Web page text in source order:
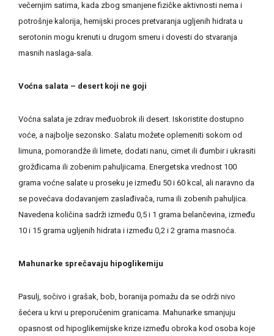
večernjim satima, kada zbog smanjene fizičke aktivnosti nema i
potrošnje kalorija, hemijski proces pretvaranja ugljenih hidrata u
serotonin mogu krenuti u drugom smeru i dovesti do stvaranja
masnih naslaga-sala.
Voćna salata – desert koji ne goji
Voćna salata je zdrav međuobrok ili desert. Iskoristite dostupno
voće, a najbolje sezonsko. Salatu možete oplemeniti sokom od
limuna, pomorandže ili limete, dodati nanu, cimet ili đumbir i ukrasiti
grožđicama ili zobenim pahuljicama. Energetska vrednost 100
grama voćne salate u proseku je između 50 i 60 kcal, ali naravno da
se povećava dodavanjem zaslađivača, ruma ili zobenih pahuljica.
Navedena količina sadrži između 0,5 i 1 grama belančevina, između
10 i 15 grama ugljenih hidrata i između 0,2 i 2 grama masnoća.
Mahunarke sprečavaju hipoglikemiju
Pasulj, sočivo i grašak, bob, boranija pomažu da se održi nivo
šećera u krvi u preporučenim granicama. Mahunarke smanjuju
opasnost od hipoglikemijske krize između obroka kod osoba koje